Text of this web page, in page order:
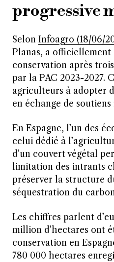
progressive
Selon Infoagro (18/06/
Planas, a
conservation après
par la PAC 2023-2027.
agriculteurs à adopter
en échange de
En Espagne, l’un des
celui dédié à
d’un couvert végétal
limitation des intrants
préserver la structure
séquestration du
Les chiffres parlent
million d’hectares ont
conservation en
780 000 hectares